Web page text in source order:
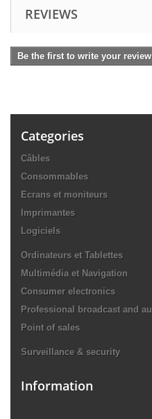
REVIEWS
Be the first to write your
Categories
Câbles
Consommables
Ecrans et moniteurs
Imprimantes
Logiciels
Ordinateurs et Tablettes
Multimédia et Navigation
Consumer electronics
Professional broadcast and
Point of sales
Surveillance & security
Information